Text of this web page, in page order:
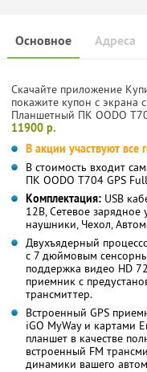
Основное Адреса
Скачайте приложение
покажите купон с экрана
Планшетный ПК OODO
11900 р.
В акции участвуют все
В стоимость входит
ПК OODO T704 GPS
Комплектация: USB
12В, Сетевое зарядное
наушники, Чехол,
Двухъядерный
с 7 дюймовым
поддержка видео HD
приемник с
трансмиттер.
Встроенный GPS
iGO MyWay и картами
планшет в качестве
встроенный FM
динамики вашего